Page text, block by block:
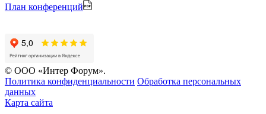
План конференций
© ООО «Интер Форум».
Политика конфиденциальности Обработка персональных
данных
Карта сайта